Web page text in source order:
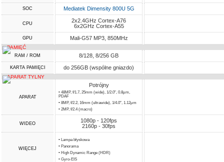
SOC Mediatek Dimensity 800U 5G
CPU
2x2.4GHz Cortex-A76
6x2GHz Cortex-A55
GPU Mali-G57 MP3, 850MHz
PAMIĘĆ
RAM / ROM 8/128, 8/256 GB
KARTA PAMIĘCI do 256GB (wspólne gniazdo)
APARAT TYLNY
APARAT
Potrójny
• 48MP, f/1.7, 25mm (wide), 1/2.0", 0.8µm,
PDAF
• 8MP, f/2.2, 16mm (ultrawide), 1/4.0", 1.12µm
• 2MP, f/2.4 (macro)
WIDEO
1080p - 120fps
2160p - 30fps
WIĘCEJ
• Lampa błyskowa
• Panorama
• High Dynamic Range (HDR)
• Gyro-EIS